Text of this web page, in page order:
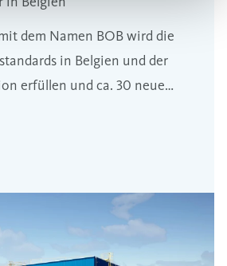
dem Namen BOB wird die
in Belgien und der
erfüllen und ca. 30 neue